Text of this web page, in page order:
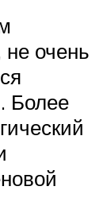
очень
Более